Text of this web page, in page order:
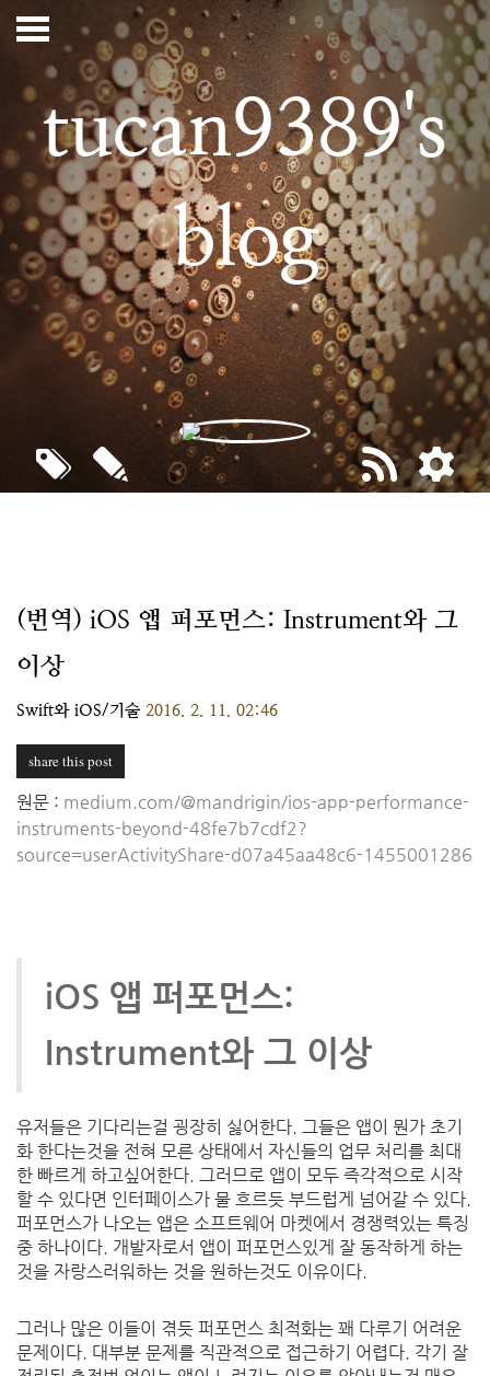
tucan9389's
blog
(번역) iOS 앱 퍼포먼스: Instrument와 그
이상
Swift와 iOS/기술 2016. 2. 11. 02:46
share this post
원문 : medium.com/@mandrigin/ios-app-performance-
instruments-beyond-48fe7b7cdf2?
source=userActivityShare-d07a45aa48c6-1455001286
iOS 앱 퍼포먼스:
Instrument와 그 이상
유저들은 기다리는걸 굉장히 싫어한다 그들은 앱이 뭔가 초기
화 한다는것을 전혀 모른 상태에서 자신들의 업무 처리를 최대
한 빠르게 하고싶어한다 그러므로 앱이 모두 즉각적으로 시작
할 수 있다면 인터페이스가 물 흐르듯 부드럽게 넘어갈 수 있다
퍼포먼스가 나오는 앱은 소프트웨어 마켓에서 경쟁력있는 특징
중 하나이다 개발자로서 앱이 퍼포먼스있게 잘 동작하게 하는
것을 자랑스러워하는 것을 원하는것도 이유이다
그러나 많은 이들이 겪듯 퍼포먼스 최적화는 꽤 다루기 어려운
문제이다 대부분 문제를 직관적으로 접근하기 어렵다 각기 잘